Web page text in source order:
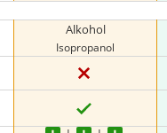
Alkohol
Isopropanol